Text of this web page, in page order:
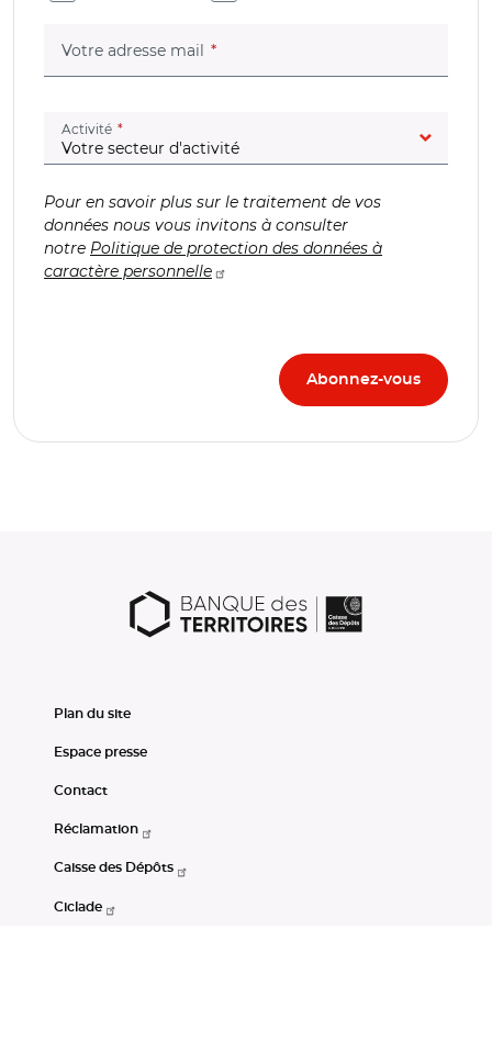
Votre adresse mail (champ obligatoire)
Activité (champ obligatoire)
Pour en savoir plus sur le traitement de vos
données nous vous invitons à consulter
notre Politique de protection des données à
caractère personnelle
Plan du site
Espace presse
Contact
Réclamation
Caisse des Dépôts
Ciclade